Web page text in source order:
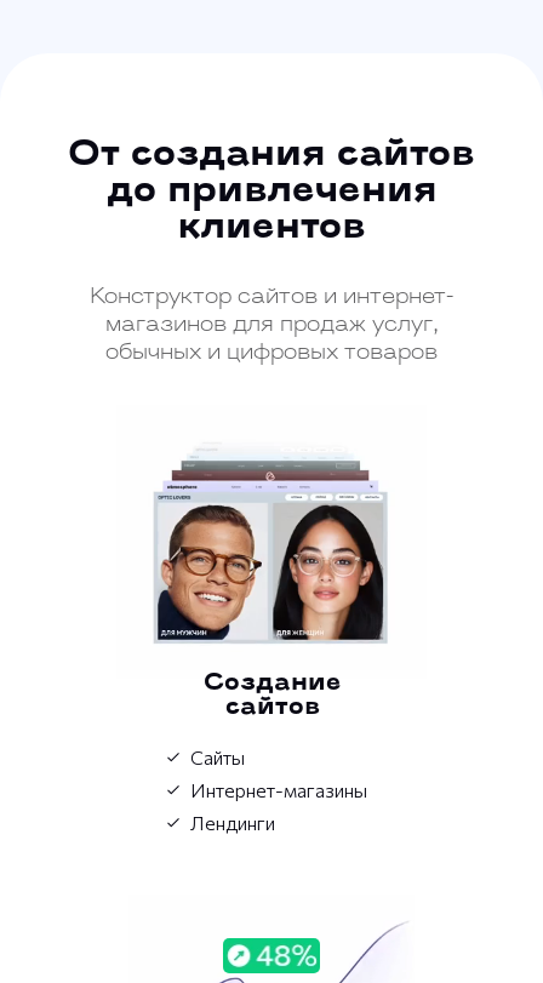
От создания сайтов
до привлечения
клиентов
Создание
сайтов
Сайты
Интернет-магазины
Лендинги
Конструктор сайтов и интернет-
магазинов для продаж услуг,
обычных и цифровых товаров